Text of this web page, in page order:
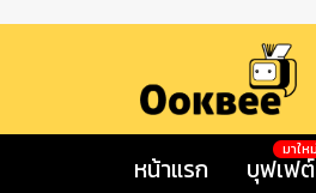
หน้าแรก บุฟเฟต์
มาใหม่